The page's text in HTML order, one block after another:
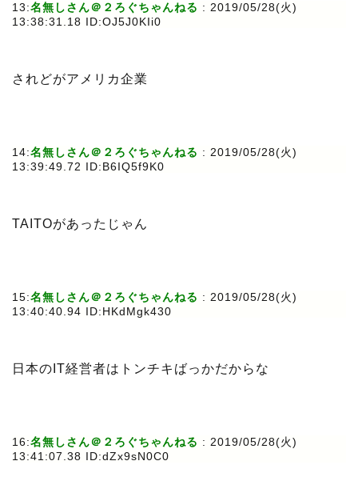
13:名無しさん＠２ろぐちゃんねる : 2019/05/28(火)
13:38:31.18 ID:OJ5J0KIi0
されどがアメリカ企業
14:名無しさん＠２ろぐちゃんねる : 2019/05/28(火)
13:39:49.72 ID:B6IQ5f9K0
TAITOがあったじゃん
15:名無しさん＠２ろぐちゃんねる : 2019/05/28(火)
13:40:40.94 ID:HKdMgk430
日本のIT経営者はトンチキばっかだからな
16:名無しさん＠２ろぐちゃんねる : 2019/05/28(火)
13:41:07.38 ID:dZx9sN0C0